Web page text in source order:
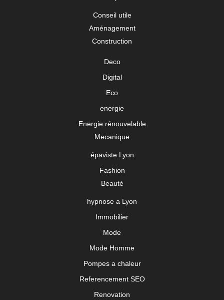
Conseil utile
Aménagement
Construction
Deco
Digital
Eco
energie
Energie rénouvelable
Mecanique
épaviste Lyon
Fashion
Beauté
hypnose a Lyon
Immobilier
Mode
Mode Homme
Pompes a chaleur
Referencement SEO
Renovation